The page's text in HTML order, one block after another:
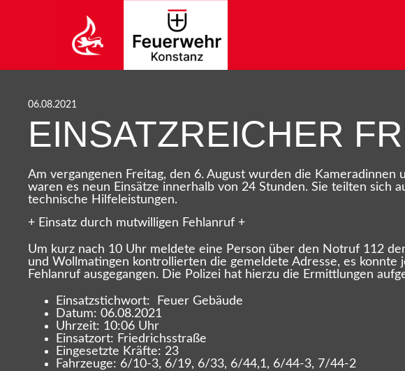
06.08.2021
EINSATZREICHER
Am vergangenen Freitag, den 6. August wurden die
waren es neun Einsätze innerhalb von 24 Stunden. Sie teilten
technische Hilfeleistungen.
+ Einsatz durch mutwilligen Fehlanruf +
Um kurz nach 10 Uhr meldete eine Person über den Notruf 112
und Wollmatingen kontrollierten die gemeldete Adresse, es
Fehlanruf ausgegangen. Die Polizei hat hierzu die Ermittlungen
Einsatzstichwort: Feuer Gebäude
Datum: 06.08.2021
Uhrzeit: 10:06 Uhr
Einsatzort: Friedrichsstraße
Eingesetzte Kräfte: 23
Fahrzeuge: 6/10-3, 6/19, 6/33, 6/44,1, 6/44-3, 7/44-2